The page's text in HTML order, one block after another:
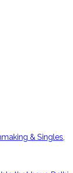
& Singles,